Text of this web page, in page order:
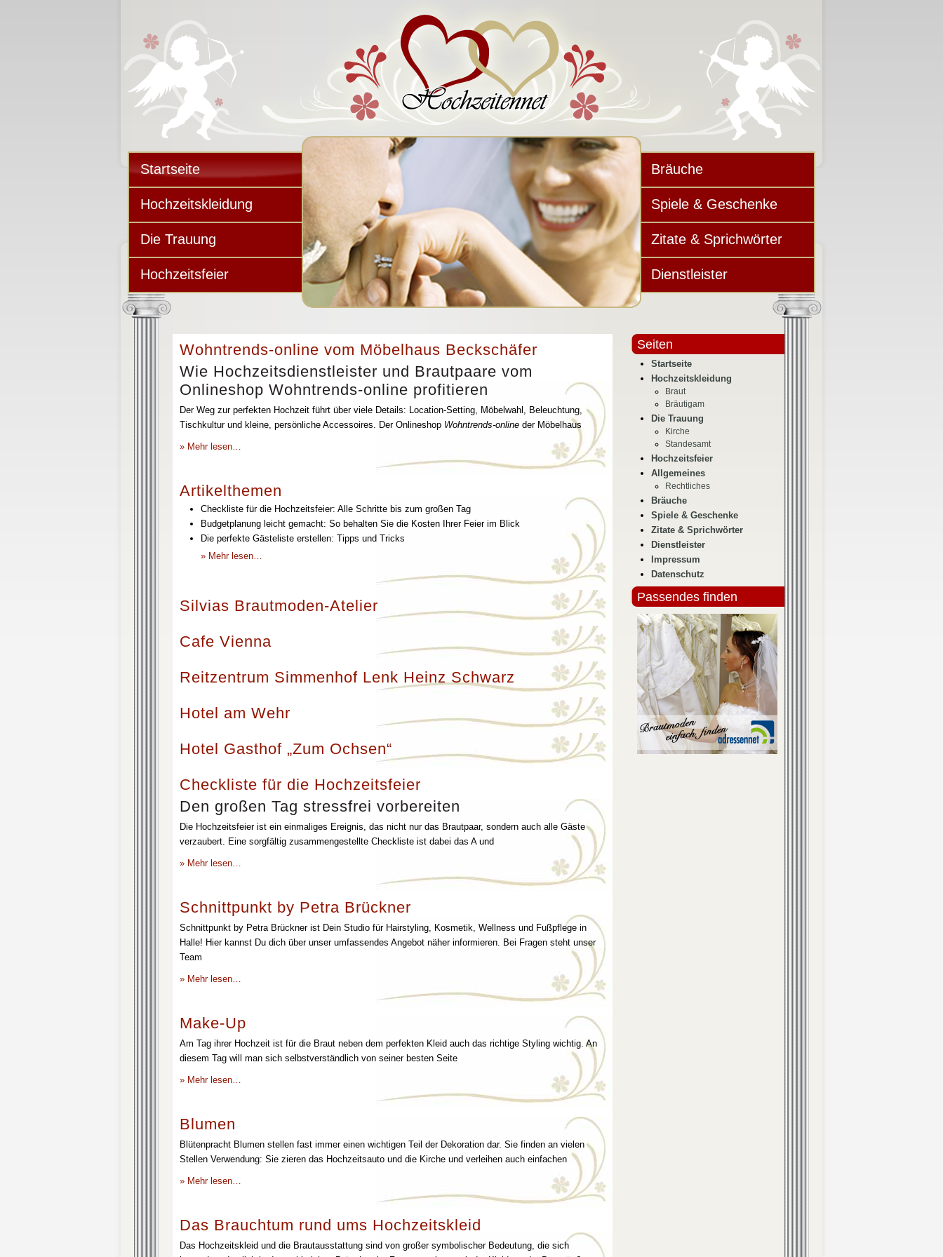
Startseite
Hochzeitskleidung
Die Trauung
Hochzeitsfeier
Bräuche
Spiele & Geschenke
Zitate & Sprichwörter
Dienstleister
Wohntrends-online vom Möbelhaus Beckschäfer
Wie Hochzeitsdienstleister und Brautpaare vom
Onlineshop Wohntrends-online profitieren
Der Weg zur perfekten Hochzeit führt über viele Details: Location-Setting, Möbelwahl, Beleuchtung,
Tischkultur und kleine, persönliche Accessoires. Der Onlineshop Wohntrends-online der Möbelhaus
» Mehr lesen…
Artikelthemen
Checkliste für die Hochzeitsfeier: Alle Schritte bis zum großen Tag
Budgetplanung leicht gemacht: So behalten Sie die Kosten Ihrer Feier im Blick
Die perfekte Gästeliste erstellen: Tipps und Tricks
» Mehr lesen…
Silvias Brautmoden-Atelier
Cafe Vienna
Reitzentrum Simmenhof Lenk Heinz Schwarz
Hotel am Wehr
Hotel Gasthof „Zum Ochsen“
Checkliste für die Hochzeitsfeier
Den großen Tag stressfrei vorbereiten
Die Hochzeitsfeier ist ein einmaliges Ereignis, das nicht nur das Brautpaar, sondern auch alle Gäste
verzaubert. Eine sorgfältig zusammengestellte Checkliste ist dabei das A und
» Mehr lesen…
Schnittpunkt by Petra Brückner
Schnittpunkt by Petra Brückner ist Dein Studio für Hairstyling, Kosmetik, Wellness und Fußpflege in
Halle! Hier kannst Du dich über unser umfassendes Angebot näher informieren. Bei Fragen steht unser
Team
» Mehr lesen…
Make-Up
Am Tag ihrer Hochzeit ist für die Braut neben dem perfekten Kleid auch das richtige Styling wichtig. An
diesem Tag will man sich selbstverständlich von seiner besten Seite
» Mehr lesen…
Blumen
Blütenpracht Blumen stellen fast immer einen wichtigen Teil der Dekoration dar. Sie finden an vielen
Stellen Verwendung: Sie zieren das Hochzeitsauto und die Kirche und verleihen auch einfachen
» Mehr lesen…
Das Brauchtum rund ums Hochzeitskleid
Das Hochzeitskleid und die Brautausstattung sind von großer symbolischer Bedeutung, die sich
Seiten
Startseite
Hochzeitskleidung
Braut
Bräutigam
Die Trauung
Kirche
Standesamt
Hochzeitsfeier
Allgemeines
Rechtliches
Bräuche
Spiele & Geschenke
Zitate & Sprichwörter
Dienstleister
Impressum
Datenschutz
Passendes finden